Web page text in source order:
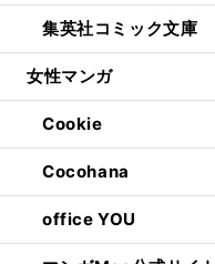
集英社コミック文庫
女性マンガ
Cookie
Cocohana
office YOU